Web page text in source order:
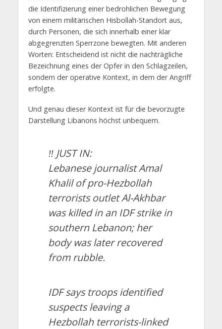
die Identifizierung einer bedrohlichen Bewegung
von einem militärischen Hisbollah-Standort aus,
durch Personen, die sich innerhalb einer klar
abgegrenzten Sperrzone bewegten. Mit anderen
Worten: Entscheidend ist nicht die nachträgliche
Bezeichnung eines der Opfer in den Schlagzeilen,
sondern der operative Kontext, in dem der Angriff
erfolgte.
Und genau dieser Kontext ist für die bevorzugte
Darstellung Libanons höchst unbequem.
‼️ JUST IN:
Lebanese journalist Amal
Khalil of pro-Hezbollah
terrorists outlet Al-Akhbar
was killed in an IDF strike in
southern Lebanon; her
body was later recovered
from rubble.
IDF says troops identified
suspects leaving a
Hezbollah terrorists-linked